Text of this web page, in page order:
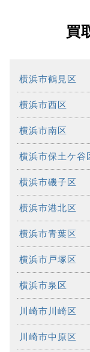
買
横浜市鶴見区
横浜市西区
横浜市南区
横浜市保土ケ谷
横浜市磯子区
横浜市港北区
横浜市青葉区
横浜市戸塚区
横浜市泉区
川崎市川崎区
川崎市中原区